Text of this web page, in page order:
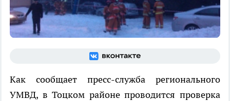
Как сообщает пресс-служба регионального
УМВД, в Тоцком районе проводится проверка